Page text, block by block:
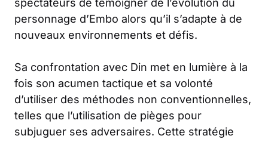
spectateurs de témoigner de l’évolution du
personnage d’Embo alors qu’il s’adapte à de
nouveaux environnements et défis.
Sa confrontation avec Din met en lumière à la
fois son acumen tactique et sa volonté
d’utiliser des méthodes non conventionnelles,
telles que l’utilisation de pièges pour
subjuguer ses adversaires. Cette stratégie